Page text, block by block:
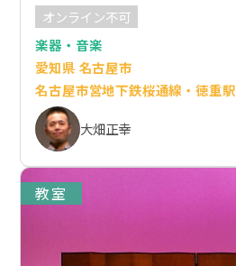
オンライン不可
楽器・音楽
愛知県 名古屋市
名古屋市営地下鉄桜通線・徳重駅
大畑正幸
教室